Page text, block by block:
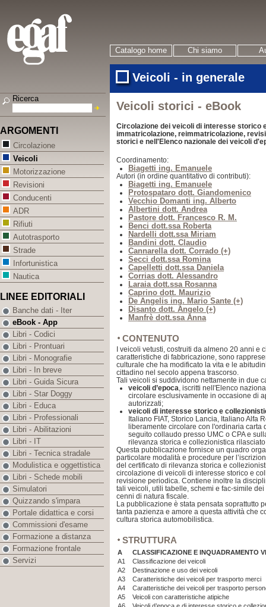
Catalogo home Chi siamo
Veicoli - in generale
Veicoli storici - eBook
Circolazione dei veicoli di interesse storico
immatricolazione, reimmatricolazione,
storici e nell'Elenco nazionale dei veicoli
Coordinamento:
Biagetti ing. Emanuele
Autori (in ordine quantitativo di contributi):
Biagetti ing. Emanuele
Protospataro dott. Giandomenico
Vecchio Domanti ing. Alberto
Albertini dott. Andrea
Pastore dott. Francesco R. M.
Benci dott.ssa Roberta
Nardelli dott.ssa Miriam
Bandini dott. Claudio
Cannarella dott. Corrado (+)
Secci dott.ssa Romina
Capelletti dott.ssa Daniela
Corrias dott. Alessandro
Laraia dott.ssa Rosanna
Caprino dott. Maurizio
De Angelis ing. Mario Sante (+)
Disanto dott. Angelo (+)
Manfrè dott.ssa Anna
CONTENUTO
I veicoli vetusti, costruiti da almeno 20 anni e
caratteristiche di fabbricazione, sono
culturale che ha modificato la vita e le
cittadino nel secolo appena trascorso.
Tali veicoli si suddividono nettamente in due
veicoli d’epoca, iscritti nell'Elenco
circolare esclusivamente in occasione di
autorizzati;
veicoli di interesse storico e
Italiano FIAT, Storico Lancia, Italiano Alfa
liberamente circolare con l'ordinaria carta
seguito collaudo presso UMC o CPA e
rilevanza storica e collezionistica
Questa pubblicazione fornisce un quadro
particolare modalità e procedure per
del certificato di rilevanza storica e
circolazione di veicoli di interesse storico e
revisione periodica. Contiene inoltre la
tali veicoli, utili tabelle, schemi e fac-simile
cenni di natura fiscale.
La pubblicazione è stata pensata soprattutto
tanta pazienza e amore a questa attività che
cultura storica automobilistica.
STRUTTURA
A
CLASSIFICAZIONE E INQUADRAMENTO
A1
Classificazione dei veicoli
A2
Destinazione e uso dei veicoli
A3
Caratteristiche dei veicoli per trasporto merci
A4
Caratteristiche dei veicoli per trasporto
A5
Veicoli con caratteristiche atipiche
Ricerca
ARGOMENTI
Circolazione
Veicoli
Motorizzazione
Revisioni
Conducenti
ADR
Rifiuti
Autotrasporto
Strade
Infortunistica
Nautica
LINEE EDITORIALI
Banche dati - Iter
eBook - App
Libri - Codici
Libri - Prontuari
Libri - Monografie
Libri - In breve
Libri - Guida Sicura
Libri - Star Doggy
Libri - Educa
Libri - Professionali
Libri - Abilitazioni
Libri - IT
Libri - Tecnica stradale
Modulistica e oggettistica
Libri - Schede mobili
Simulatori
Quizzando s'impara
Portale didattica e corsi
Commissioni d'esame
Formazione a distanza
Formazione frontale
Servizi